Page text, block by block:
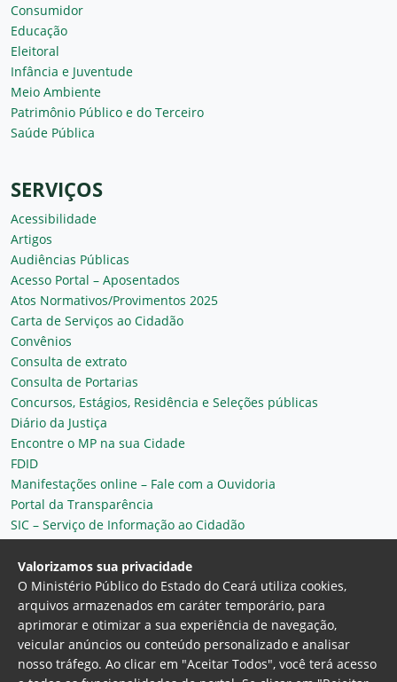
Consumidor
Educação
Eleitoral
Infância e Juventude
Meio Ambiente
Patrimônio Público e do Terceiro
Saúde Pública
SERVIÇOS
Acessibilidade
Artigos
Audiências Públicas
Acesso Portal – Aposentados
Atos Normativos/Provimentos 2025
Carta de Serviços ao Cidadão
Convênios
Consulta de extrato
Consulta de Portarias
Concursos, Estágios, Residência e Seleções públicas
Diário da Justiça
Encontre o MP na sua Cidade
FDID
Manifestações online – Fale com a Ouvidoria
Portal da Transparência
SIC – Serviço de Informação ao Cidadão
Plantão MP do Ceará
Secretaria Geral
Valorizamos sua privacidade
O Ministério Público do Estado do Ceará utiliza cookies,
arquivos armazenados em caráter temporário, para
aprimorar e otimizar a sua experiência de navegação,
veicular anúncios ou conteúdo personalizado e analisar
nosso tráfego. Ao clicar em "Aceitar Todos", você terá acesso